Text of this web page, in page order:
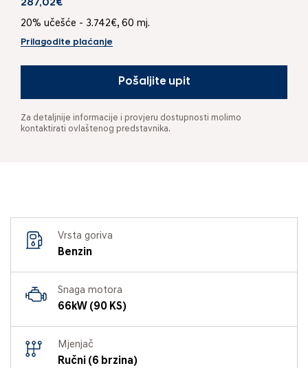
287,02€
20% učešće - 3.742€, 60 mj.
Prilagodite plaćanje
Pošaljite upit
Za detaljnije informacije i provjeru dostupnosti molimo
kontaktirati ovlaštenog predstavnika.
Vrsta goriva
Benzin
Snaga motora
66kW (90 KS)
Mjenjač
Ručni (6 brzina)